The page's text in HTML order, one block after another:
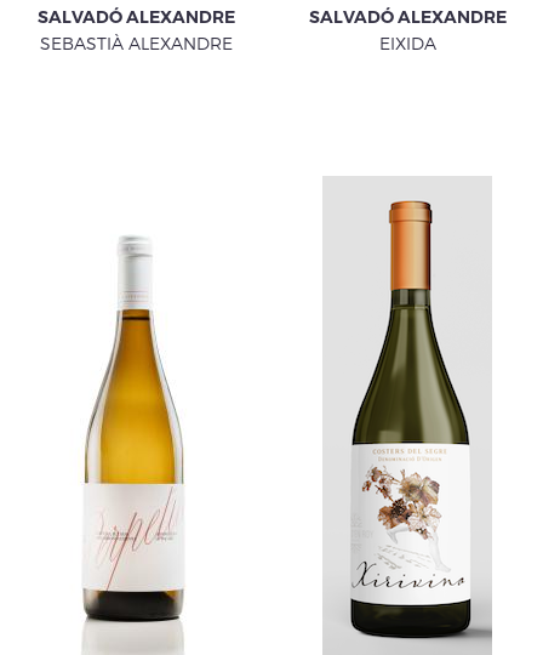
SALVADÓ ALEXANDRE
SEBASTIÀ ALEXANDRE
SALVADÓ ALEXANDRE
EIXIDA